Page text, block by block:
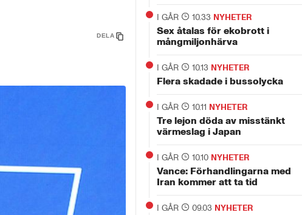
DELA
I GÅR 10.33 NYHETER
Sex åtalas för ekobrott i
mångmiljonhärva
I GÅR 10.13 NYHETER
Flera skadade i bussolycka
I GÅR 10.11 NYHETER
Tre lejon döda av misstänkt
värmeslag i Japan
I GÅR 10.10 NYHETER
Vance: Förhandlingarna med
Iran kommer att ta tid
I GÅR 09.03 NYHETER